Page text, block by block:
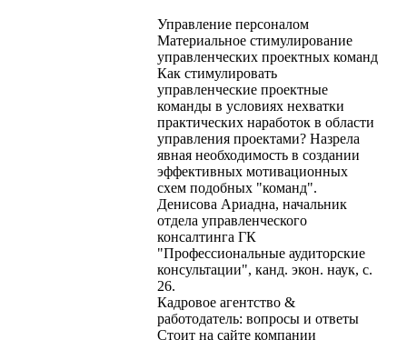
Управление персоналом
Материальное стимулирование
управленческих проектных команд
Как стимулировать
управленческие проектные
команды в условиях нехватки
практических наработок в области
управления проектами? Назрела
явная необходимость в создании
эффективных мотивационных
схем подобных "команд".
Денисова Ариадна, начальник
отдела управленческого
консалтинга ГК
"Профессиональные аудиторские
консультации", канд. экон. наук, с.
26.
Кадровое агентство &
работодатель: вопросы и ответы
Стоит на сайте компании